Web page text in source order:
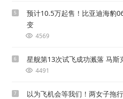
5
预计10.5万起售！比亚迪海豹
变
4569
6 星舰第13次试飞成功溅落 马斯
4491
7
以为飞机会等我们！两女子拖